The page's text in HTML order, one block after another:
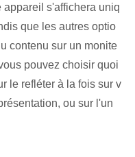
appareil s'affichera uniq
que les autres optio
contenu sur un monite
pouvez choisir quoi
le refléter à la fois sur v
ou sur l'un